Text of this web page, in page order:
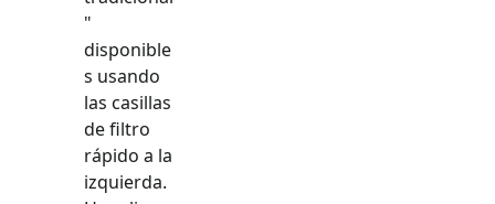
"
disponible
s usando
las casillas
de filtro
rápido a la
izquierda.